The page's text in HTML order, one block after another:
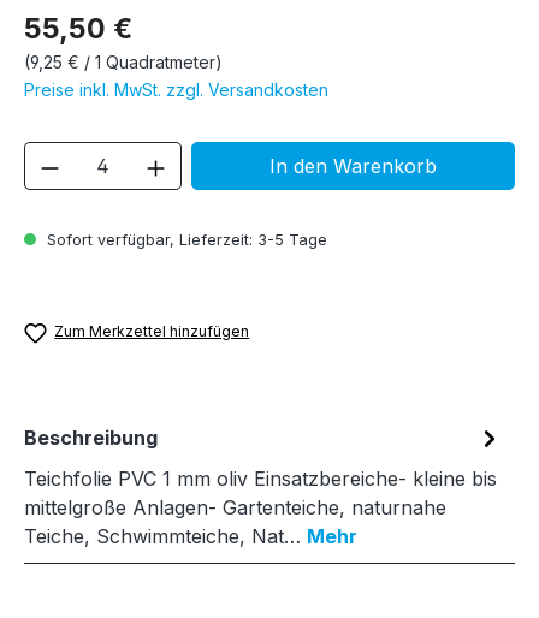
55,50 €
(9,25 € / 1 Quadratmeter)
Preise inkl. MwSt. zzgl. Versandkosten
Sofort verfügbar, Lieferzeit: 3-5 Tage
Produkt Anzahl: Gib denIn den Warenkorb
Zum Merkzettel hinzufügen
Beschreibung
Teichfolie PVC 1 mm oliv Einsatzbereiche- kleine bis
mittelgroße Anlagen- Gartenteiche, naturnahe
Teiche, Schwimmteiche, Nat… Mehr